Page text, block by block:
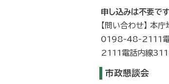
申し込みは不要です
【問い合わせ】 本
0198-48-2111電
2111電話内線311
市政懇談会